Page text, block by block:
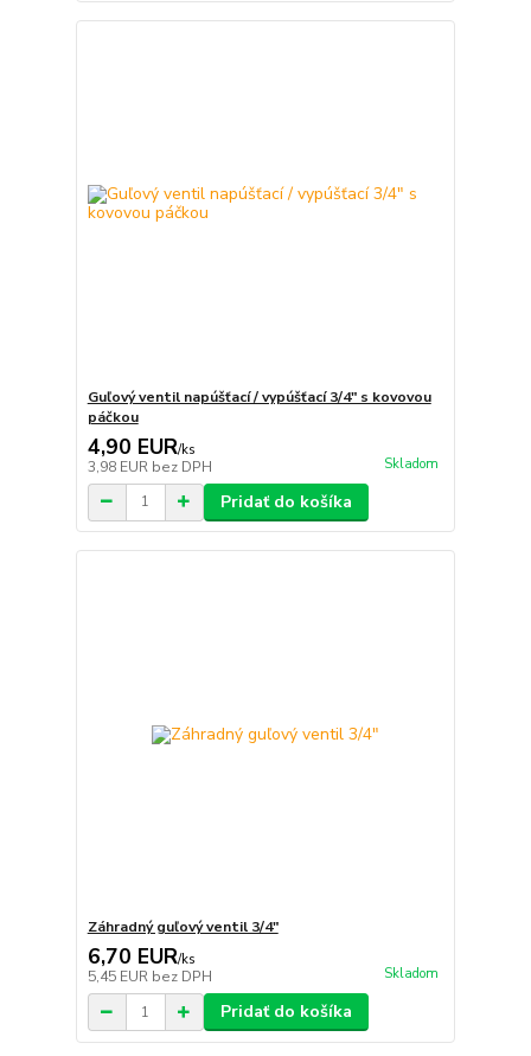
Guľový ventil napúšťací / vypúšťací 3/4" s kovovou
páčkou
4,90 EUR/ks
3,98 EUR bez DPH Skladom
Pridať do košíka
Záhradný guľový ventil 3/4"
6,70 EUR/ks
5,45 EUR bez DPH Skladom
Pridať do košíka